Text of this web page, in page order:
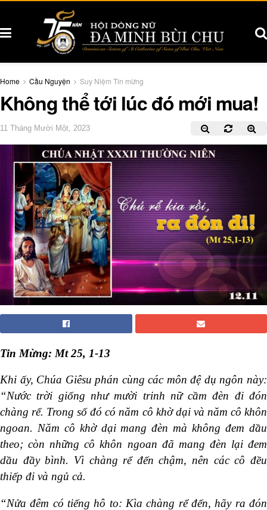
Home Cầu Nguyện Suy Niệm Tin mừng
Không thể tới lúc đó mới mua!
11 Tháng Mười Một, 2023
Tin Mừng: Mt 25, 1-13
Khi ấy, Chúa Giêsu phán cùng các môn đệ dụ ngôn này:
“Nước trời giống như mười trinh nữ cầm đèn đi đón
chàng rể. Trong số đó có năm cô khờ dại và năm cô khôn
ngoan. Năm cô khờ dại mang đèn mà không đem dầu
theo; còn những cô khôn ngoan đã mang đèn lại đem
dầu đầy bình. Vì chàng rể đến chậm, nên các cô đều
thiếp đi và ngủ cả.
“Nửa đêm có tiếng hô to: Kìa chàng rể đến, hãy ra đón